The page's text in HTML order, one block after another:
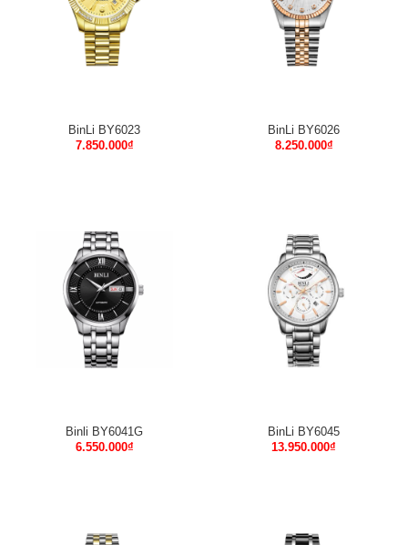
BinLi BY6023
7.850.000₫
BinLi BY6026
8.250.000₫
Binli BY6041G
6.550.000₫
BinLi BY6045
13.950.000₫